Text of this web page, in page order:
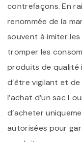
contrefaçons. En
renommée de la
souvent à imiter
tromper les
produits de qualité
d’être vigilant et
l’achat d’un sac
d’acheter
autorisées pour